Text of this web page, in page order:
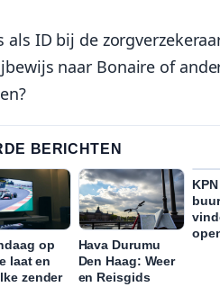
ID bij de
naar Bonaire of
BERICHTEN
op
laat en
zender
Hava Durumu
Den Haag: Weer
en Reisgids